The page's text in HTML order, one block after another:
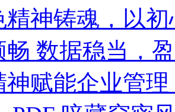
精神铸魂，以
畅 数据稳当，
神赋能企业管